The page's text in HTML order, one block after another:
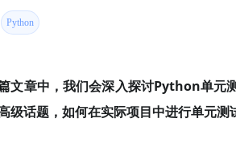
Python
文章中，我们会深入探讨Python单元
级话题，如何在实际项目中进行单元